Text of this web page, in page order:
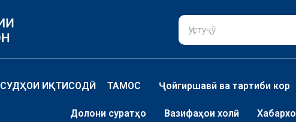
СУДҲОИ ИҚТИСОДӢ ТАМОС Ҷойгиршавӣ ва тартиби кор
Долони суратҳо Вазифаҳои холӣ Хабархо